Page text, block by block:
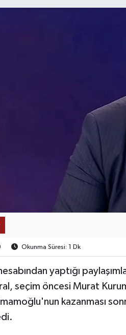
Okunma Süresi: 1 Dk
yaptığı
seçim öncesi Murat
kazanması